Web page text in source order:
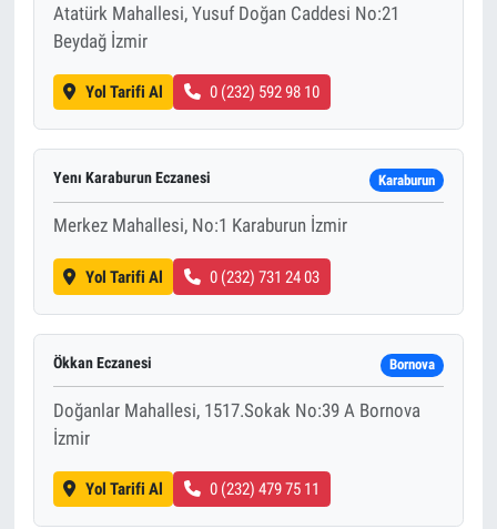
Atatürk Mahallesi, Yusuf Doğan Caddesi No:21
Beydağ İzmir
Yol Tarifi Al 0 (232) 592 98 10
Yenı Karaburun Eczanesi Karaburun
Merkez Mahallesi, No:1 Karaburun İzmir
Yol Tarifi Al 0 (232) 731 24 03
Ökkan Eczanesi Bornova
Doğanlar Mahallesi, 1517.Sokak No:39 A Bornova
İzmir
Yol Tarifi Al 0 (232) 479 75 11